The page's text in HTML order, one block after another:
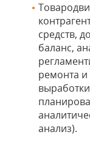
средств,
баланс,
ремонта и
анализ).